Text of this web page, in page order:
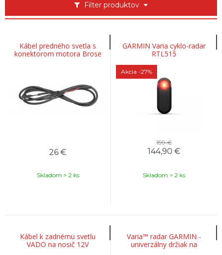
Filter produktov
Kábel predného svetla s
konektorom motora Brose
26 €
Skladom > 2 ks
GARMIN Varia cyklo-radar
RTL515
Akcia -27%
199 €
144,90 €
Skladom > 2 ks
Kábel k zadnému svetlu
VADO na nosič 12V
Varia™ radar GARMIN -
univerzálny držiak na
sedlovku (ND)